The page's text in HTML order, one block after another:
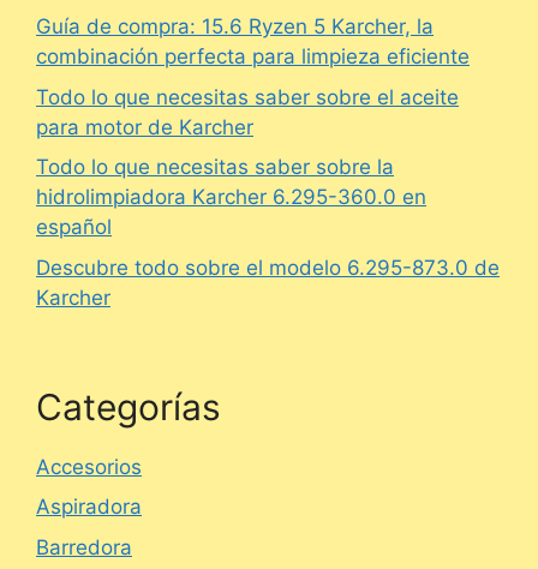
Guía de compra: 15.6 Ryzen 5 Karcher, la
combinación perfecta para limpieza eficiente
Todo lo que necesitas saber sobre el aceite
para motor de Karcher
Todo lo que necesitas saber sobre la
hidrolimpiadora Karcher 6.295-360.0 en
español
Descubre todo sobre el modelo 6.295-873.0 de
Karcher
Categorías
Accesorios
Aspiradora
Barredora